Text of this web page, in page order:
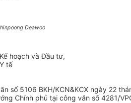
Deawoo
hoạch và Đầu tư,
tế
số 5106 BKH/KCN&KCX ngày 22
Chính phủ tại công văn số 4281/